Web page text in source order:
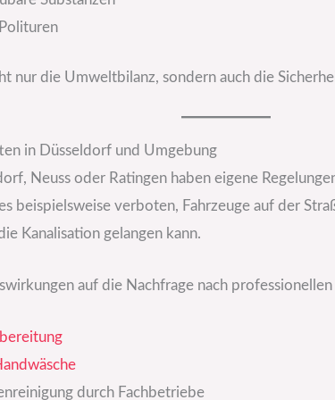
nur die Umweltbilanz, sondern auch die
in Düsseldorf und Umgebung
Neuss oder Ratingen haben eigene
beispielsweise verboten, Fahrzeuge auf der
Kanalisation gelangen kann.
auf die Nachfrage nach
durch Fachbetriebe